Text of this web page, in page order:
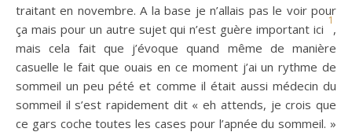
traitant en novembre. A la base je n’allais pas le voir pour
ça mais pour un autre sujet qui n’est guère important ici
1
,
mais cela fait que j’évoque quand même de manière
casuelle le fait que ouais en ce moment j’ai un rythme de
sommeil un peu pété et comme il était aussi médecin du
sommeil il s’est rapidement dit « eh attends, je crois que
ce gars coche toutes les cases pour l’apnée du sommeil. »